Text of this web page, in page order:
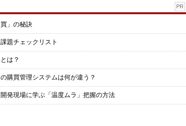
PR
」の秘訣
題チェックリスト
は？
購買管理システムは何が違う？
発現場に学ぶ「温度ムラ」把握の方法